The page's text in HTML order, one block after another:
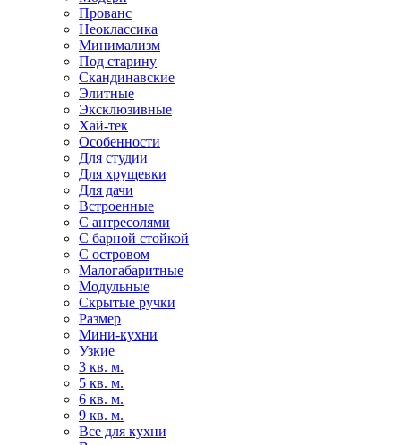
Прованс
Неоклассика
Минимализм
Под старину
Скандинавские
Элитные
Эксклюзивные
Хай-тек
Особенности
Для студии
Для хрущевки
Для дачи
Встроенные
С антресолями
С барной стойкой
С островом
Малогабаритные
Модульные
Скрытые ручки
Размер
Мини-кухни
Узкие
3 кв. м.
5 кв. м.
6 кв. м.
9 кв. м.
Все для кухни